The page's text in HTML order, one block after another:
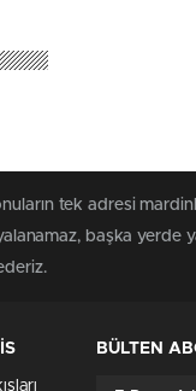
tek adresi
başka yerde
BÜLTEN